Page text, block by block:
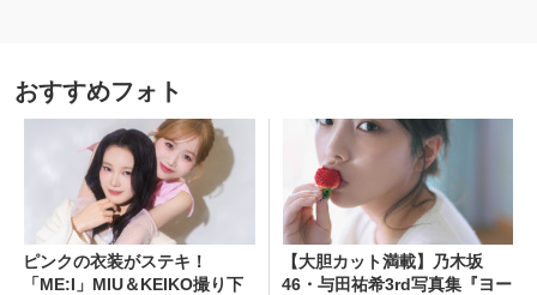
おすすめフォト
ピンクの衣装がステキ！
「ME:I」MIU＆KEIKO撮り下
【大胆カット満載】乃木坂
46・与田祐希3rd写真集『ヨー